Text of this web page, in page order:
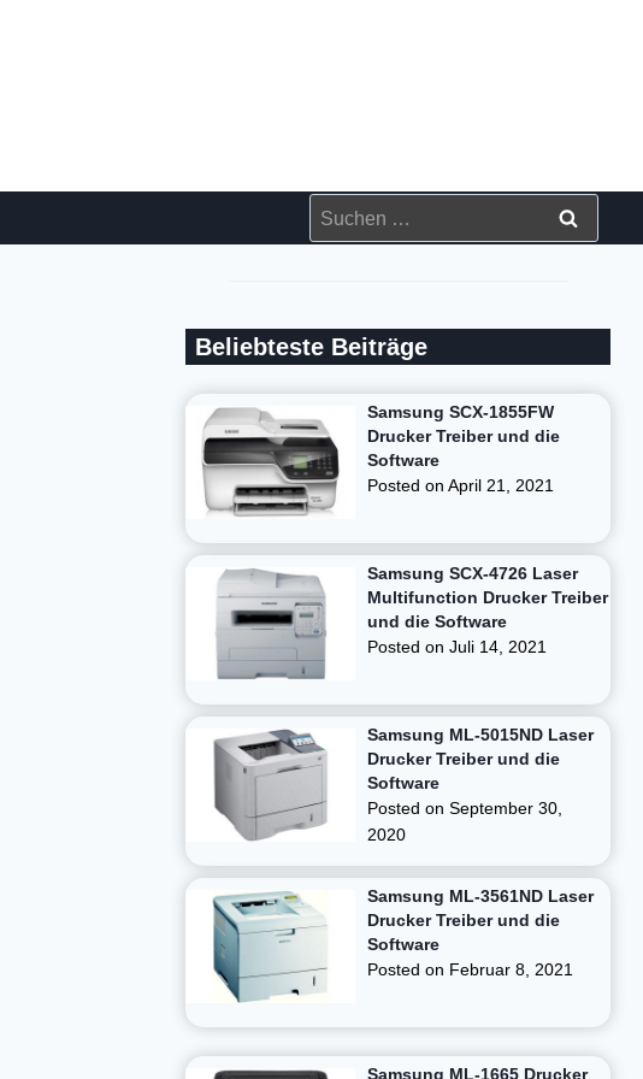
Suchen
nach:
Beliebteste Beiträge
Samsung SCX-1855FW
Drucker Treiber und die
Software
Posted onApril 21, 2021
Samsung SCX-4726 Laser
Multifunction Drucker Treiber
und die Software
Posted onJuli 14, 2021
Samsung ML-5015ND Laser
Drucker Treiber und die
Software
Posted onSeptember 30,
2020
Samsung ML-3561ND Laser
Drucker Treiber und die
Software
Posted on Februar 8, 2021
Samsung ML-1665 Drucker